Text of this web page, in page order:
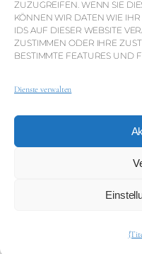
ZUZUGREIFEN. WENN SIE
KÖNNEN WIR DATEN WIE
IDS AUF DIESER WEBSITE
ZUSTIMMEN ODER IHRE
BESTIMMTE FEATURES UND
Dienste verwalten
© QP Savills – Mills &